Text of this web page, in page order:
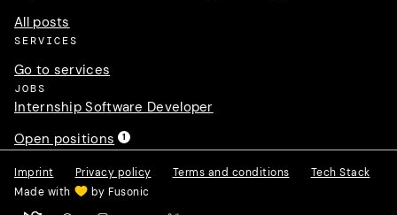
All posts
SERVICES
Go to services
JOBS
Internship Software Developer
Open positions
1
Imprint Privacy policy Terms and conditions
Tech Stack
Made with
by Fusonic